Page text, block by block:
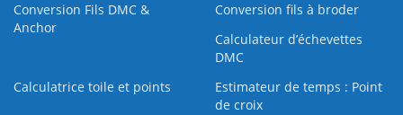
Conversion Fils DMC &
Anchor
Conversion fils à broder
Calculateur d’échevettes
DMC
Calculatrice toile et points
Estimateur de temps : Point
de croix